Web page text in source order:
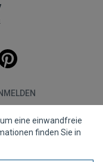
eine einwandfreie
finden Sie in